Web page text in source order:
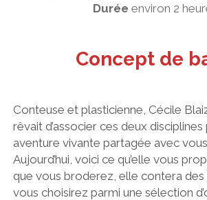
Durée environ 2
Concept de
Conteuse et plasticienne, Cécile
rêvait d’associer ces deux
aventure vivante partagée avec
Aujourd’hui, voici ce qu’elle vous
que vous broderez, elle contera des
vous choisirez parmi une sélection